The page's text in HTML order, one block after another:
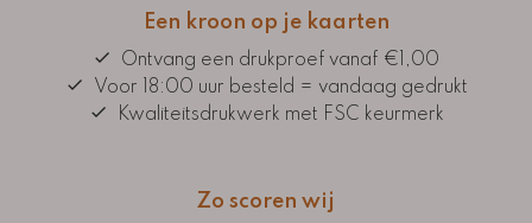
Een kroon op je kaarten
Ontvang een drukproef vanaf €1,00
Voor 18:00 uur besteld = vandaag gedrukt
Kwaliteitsdrukwerk met FSC keurmerk
Zo scoren wij